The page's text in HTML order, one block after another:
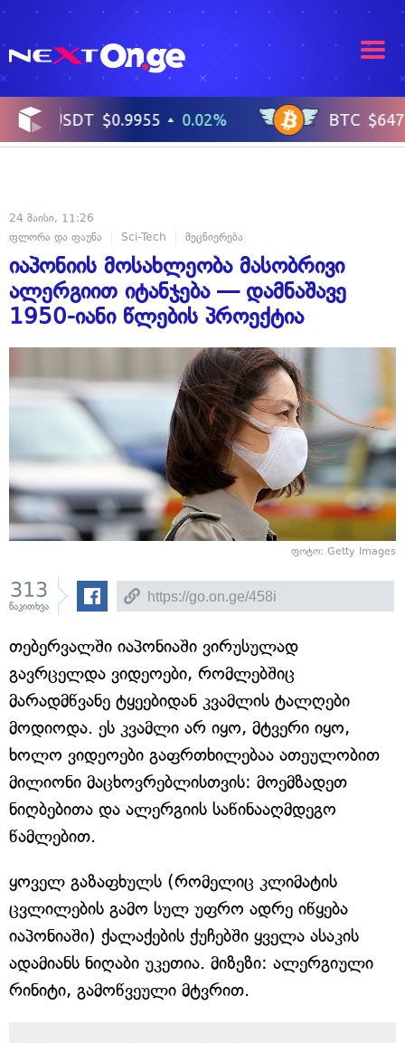
24 მაისი, 11:26
ფლორა და ფაუნა
Sci-Tech მეცნიერება
იაპონიის მოსახლეობა მასობრივი
ალერგიით იტანჯება — დამნაშავე
1950-იანი წლების პროექტია
ფოტო: Getty Images
313
წაკითხვა
თებერვალში იაპონიაში ვირუსულად
გავრცელდა ვიდეოები, რომლებშიც
მარადმწვანე ტყეებიდან კვამლის ტალღები
მოდიოდა. ეს კვამლი არ იყო, მტვერი იყო,
ხოლო ვიდეოები გაფრთხილებაა ათეულობით
მილიონი მაცხოვრებლისთვის: მოემზადეთ
ნიღბებითა და ალერგიის საწინააღმდეგო
წამლებით.
ყოველ გაზაფხულს (რომელიც კლიმატის
ცვლილების გამო სულ უფრო ადრე იწყება
იაპონიაში) ქალაქების ქუჩებში ყველა ასაკის
ადამიანს ნიღაბი უკეთია. მიზეზი: ალერგიული
რინიტი, გამოწვეული მტვრით.